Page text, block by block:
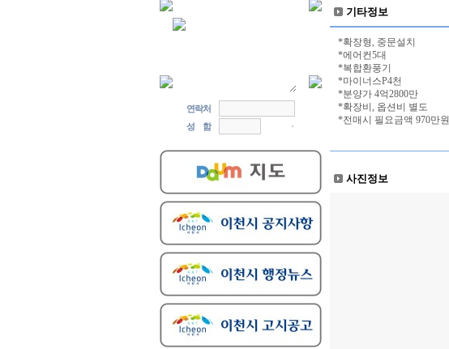
연락처
성 함
기타정보
*확장형, 중문설치
*에어컨5대
*복합환풍기
*마이너스P4천
*분양가 4억2800만
*확장비, 옵션비 별도
*전매시 필요금액 970만원
사진정보